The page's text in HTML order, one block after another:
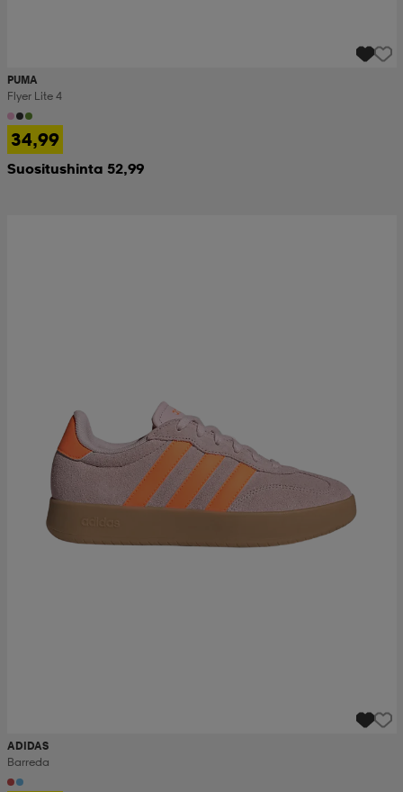
PUMA
Flyer Lite 4
34,99
Suositushinta 52,99
ADIDAS
Barreda